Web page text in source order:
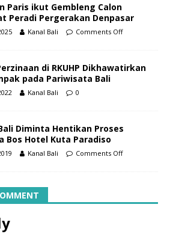
Paris ikut Gembleng Calon
Peradi Pergerakan Denpasar
Kanal Bali Comments Off
di RKUHP Dikhawatirkan
pada Pariwisata Bali
Kanal Bali 0
Diminta Hentikan Proses
Bos Hotel Kuta Paradiso
Kanal Bali Comments Off